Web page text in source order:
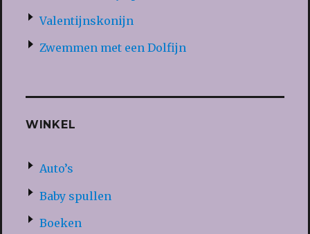
Valentijnskonijn
Zwemmen met een Dolfijn
WINKEL
Auto’s
Baby spullen
Boeken